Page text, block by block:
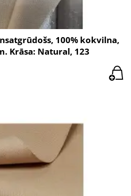
100% kokvilna,
Krāsa: Natural, 123